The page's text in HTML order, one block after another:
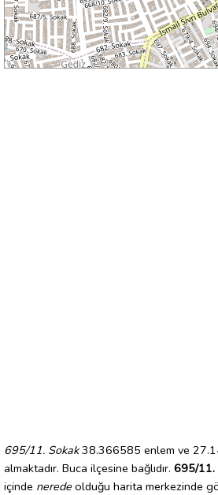
695/11. Sokak38.366585 enlem ve
almaktadır. Buca ilçesine bağlıdır. 695/11.
içinde nerede olduğu harita merkezinde